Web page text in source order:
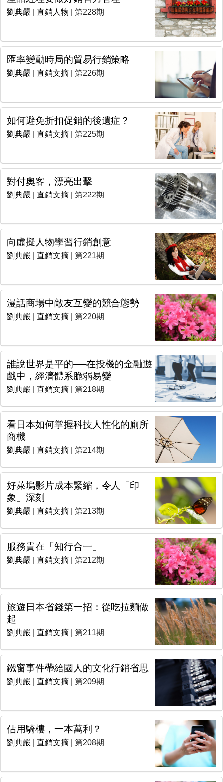
劉典嚴 直銷人物 | 第228期
匯率變動時局的貿易行銷策略
劉典嚴 直銷文摘 | 第226期
如何避免折扣促銷的後遺症？
劉典嚴 直銷文摘 | 第225期
對付奧客，漂亮出擊
劉典嚴 直銷文摘 | 第222期
向虛擬人物學習行銷創意
劉典嚴 直銷文摘 | 第221期
漫話商場中敵友互變的競合態勢
劉典嚴 直銷文摘 | 第220期
誰說世界是平的──在投機的金融遊
戲中，經濟體系脆弱易變
劉典嚴 直銷文摘 | 第218期
看日本如何掌握科技人性化的廁所
商機
劉典嚴 直銷文摘 | 第214期
好萊塢影片成本緊縮，令人「印
象」深刻
劉典嚴 直銷文摘 | 第213期
服務貴在「知行合一」
劉典嚴 直銷文摘 | 第212期
旅遊日本省錢第一招：從吃拉麵做
起
劉典嚴 直銷文摘 | 第211期
鐵窗事件帶給國人的文化行銷省思
劉典嚴 直銷文摘 | 第209期
佔用騎樓，一本萬利？
劉典嚴 直銷文摘 | 第208期